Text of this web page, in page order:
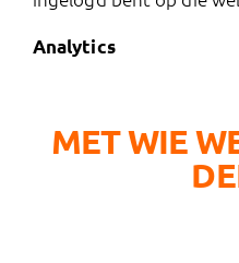
Analytics
MET WIE